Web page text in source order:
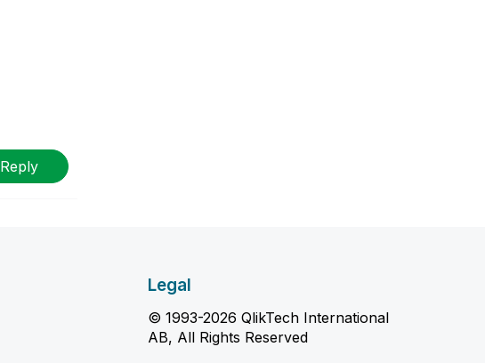
Reply
Legal
© 1993-2026 QlikTech International
AB, All Rights Reserved